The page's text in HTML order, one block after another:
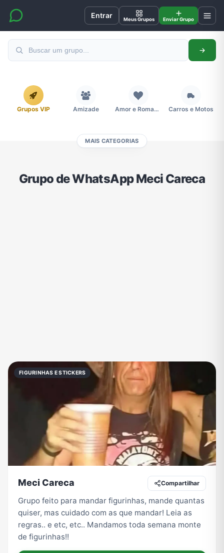
Entrar Meus Grupos Enviar Grupo
Grupos VIP Amizade Amor e Romance Carros e Motos
Moda e Beleza Música Namoro Negócios & Empreendedorismo
Outros Política
Receitas Redes Sociais Religião Shitpost
Tecnologia
Vídeos
MAIS CATEGORIAS
Grupo de WhatsApp Meci Careca
FIGURINHAS E STICKERS
Meci Careca Compartilhar
Grupo feito para mandar figurinhas, mande quantas
quiser, mas cuidado com as que mandar! Leia as
regras.. e etc, etc.. Mandamos toda semana monte
de figurinhas!!